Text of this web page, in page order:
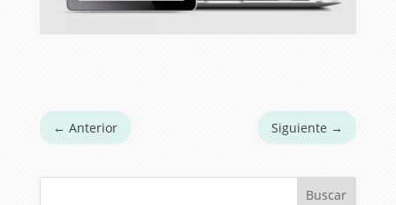
← Anterior Siguiente →